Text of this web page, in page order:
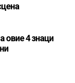
овие 4 знаци